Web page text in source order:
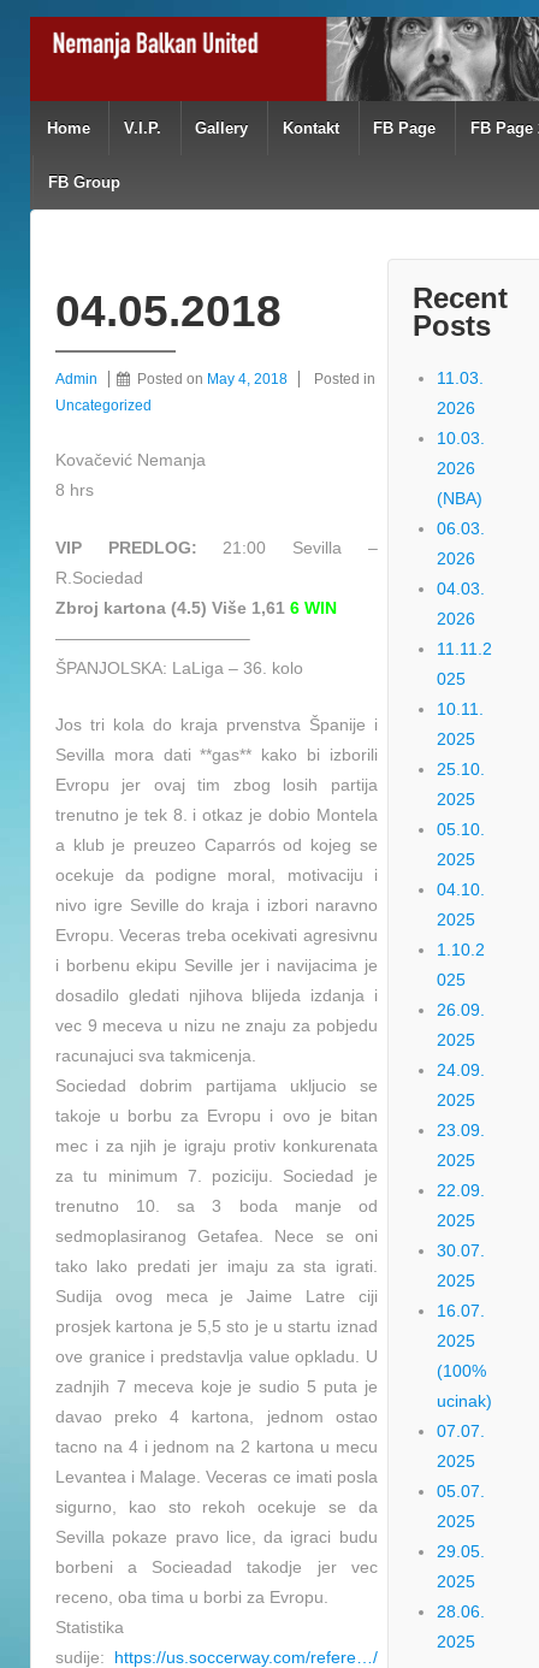
Home V.I.P. Gallery Kontakt FB Page FB Page
FB Group
04.05.2018
Admin Posted on May 4, 2018
Posted in
Uncategorized
Kovačević Nemanja
8 hrs
VIP PREDLOG: 21:00 Sevilla –
R.Sociedad
Zbroj kartona (4.5) Više 1,61 6 WIN
———————————–
ŠPANJOLSKA: LaLiga – 36. kolo
Jos tri kola do kraja prvenstva Španije i
Sevilla mora dati **gas** kako bi izborili
Evropu jer ovaj tim zbog losih partija
trenutno je tek 8. i otkaz je dobio Montela
a klub je preuzeo Caparrós od kojeg se
ocekuje da podigne moral, motivaciju i
nivo igre Seville do kraja i izbori naravno
Evropu. Veceras treba ocekivati agresivnu
i borbenu ekipu Seville jer i navijacima je
dosadilo gledati njihova blijeda izdanja i
vec 9 meceva u nizu ne znaju za pobjedu
racunajuci sva takmicenja.
Sociedad dobrim partijama ukljucio se
takoje u borbu za Evropu i ovo je bitan
mec i za njih je igraju protiv konkurenata
za tu minimum 7. poziciju. Sociedad je
trenutno 10. sa 3 boda manje od
sedmoplasiranog Getafea. Nece se oni
tako lako predati jer imaju za sta igrati.
Sudija ovog meca je Jaime Latre ciji
prosjek kartona je 5,5 sto je u startu iznad
ove granice i predstavlja value opkladu. U
zadnjih 7 meceva koje je sudio 5 puta je
davao preko 4 kartona, jednom ostao
tacno na 4 i jednom na 2 kartona u mecu
Levantea i Malage. Veceras ce imati posla
sigurno, kao sto rekoh ocekuje se da
Sevilla pokaze pravo lice, da igraci budu
borbeni a Socieadad takodje jer vec
receno, oba tima u borbi za Evropu.
Statistika
sudije: https://us.soccerway.com/refere…/
Recent
Posts
11.03.
2026
10.03.
2026
(NBA)
06.03.
2026
04.03.
2026
11.11.2
025
10.11.
2025
25.10.
2025
05.10.
2025
04.10.
2025
1.10.2
025
26.09.
2025
24.09.
2025
23.09.
2025
22.09.
2025
30.07.
2025
16.07.
2025
(100%
ucinak)
07.07.
2025
05.07.
2025
29.05.
2025
28.06.
2025